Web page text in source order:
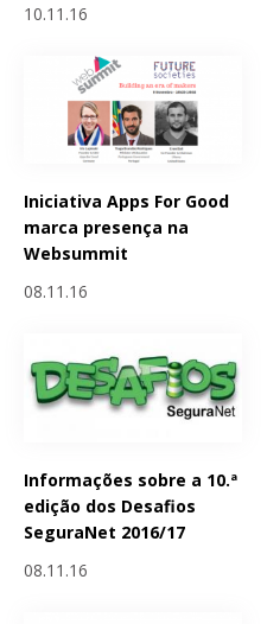
10.11.16
Iniciativa Apps For Good
marca presença na
Websummit
08.11.16
Informações sobre a 10.ª
edição dos Desafios
SeguraNet 2016/17
08.11.16